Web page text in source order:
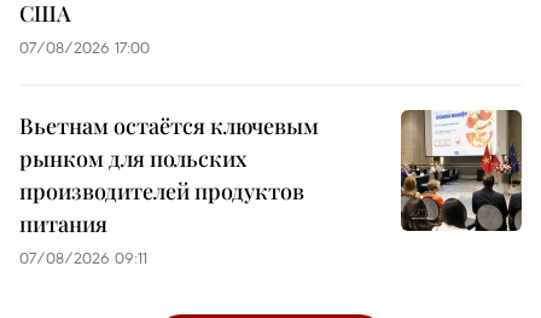
США
07/08/2026 17:00
Вьетнам остаётся ключевым
рынком для польских
производителей продуктов
питания
07/08/2026 09:11